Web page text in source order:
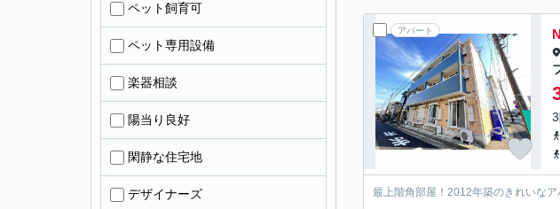
アパート
最上階角部屋！2012年築のきれいなア
ペット飼育可
ペット専用設備
楽器相談
陽当り良好
閑静な住宅地
デザイナーズ